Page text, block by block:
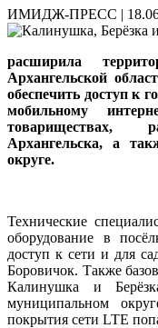
ИМИДЖ-ПРЕСС |
расширила
Архангельской
обеспечить доступ к
мобильному
товариществах,
Архангельска, а
округе.
Технические
оборудование в
доступ к сети и для
Боровичок. Также
Калинушка и
муниципальном
покрытия сети LTE